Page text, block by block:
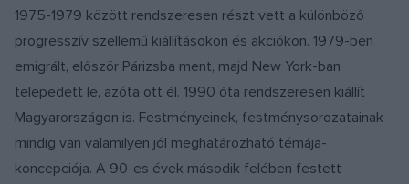
1975-1979 között rendszeresen részt vett a különböző
progresszív szellemű kiállításokon és akciókon. 1979-ben
emigrált, először Párizsba ment, majd New York-ban
telepedett le, azóta ott él. 1990 óta rendszeresen kiállít
Magyarországon is. Festményeinek, festménysorozatainak
mindig van valamilyen jól meghatározható témája-
koncepciója. A 90-es évek második felében festett